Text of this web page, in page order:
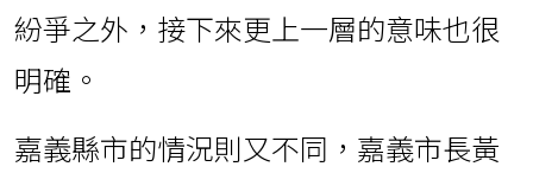
紛爭之外，接下來更上一層的意味也很
明確。
嘉義縣市的情況則又不同，嘉義市長黃